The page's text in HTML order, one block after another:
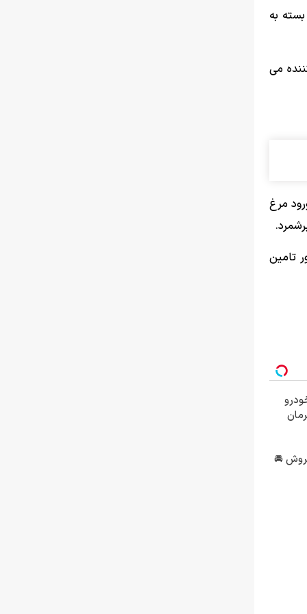
و عمده فروشی بسته به
سود بدست مصرف کننده می
مرغ
تامین
🚘